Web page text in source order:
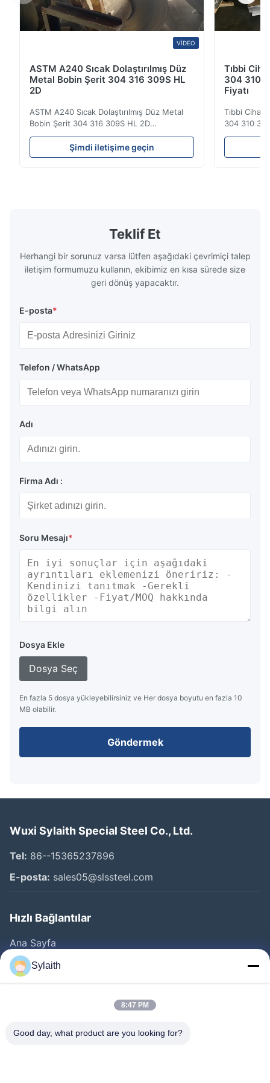
VIDEO
ASTM A240 Sıcak Dolaştırılmış Düz
Metal Bobin Şerit 304 316 309S HL
2D
ASTM A240 Sıcak Dolaştırılmış Düz Metal
Bobin Şerit 304 316 309S HL 2D
Sıcak/soğuk olarak yuvarlanmış paslanmaz
çelik bobin şeridi 304 316 309S 310 310S
316L 321 ASTM A240 Ürün Özellikleri Ürün
Şimdi iletişime geçin
Tıbbi
304 310
Fiyatı
Tıbbi
304 310
Görünümü
plaka 304
Teklif Et
Herhangi bir sorunuz varsa lütfen aşağıdaki çevrimiçi talep
iletişim formumuzu kullanın, ekibimiz en kısa sürede size
geri dönüş yapacaktır.
E-posta*
Telefon / WhatsApp
Adı
Firma Adı :
Soru Mesajı*
Dosya Ekle
Dosya Seç
En fazla 5 dosya yükleyebilirsiniz ve Her dosya boyutu en fazla 10
MB olabilir.
Göndermek
Wuxi Sylaith Special Steel Co., Ltd.
Tel: 86--15365237896
E-posta: sales05@slssteel.com
Hızlı Bağlantılar
Ana Sayfa
Ürünler
VİDEOLAR
Fabrika Turu
Sylaith
8:47 PM
Good day, what product are you looking for?